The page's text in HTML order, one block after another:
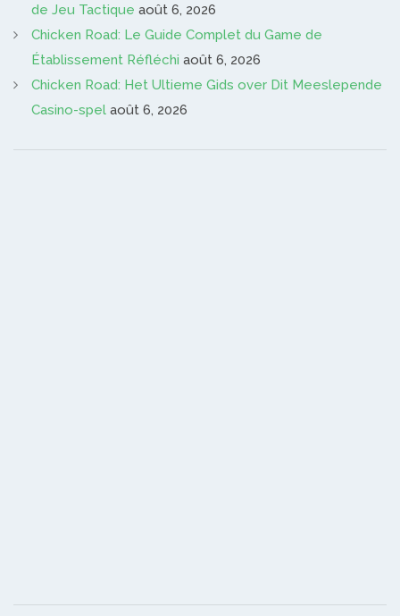
de Jeu Tactique août 6, 2026
Chicken Road: Le Guide Complet du Game de
Établissement Réfléchi août 6, 2026
Chicken Road: Het Ultieme Gids over Dit Meeslepende
Casino-spel août 6, 2026